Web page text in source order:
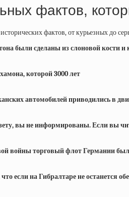
фактов,
фактов, от курьезных до
были сделаны из слоновой кости
которой 3000 лет
автомобилей приводились в
вы не информированы. Если вы
войны торговый флот Германии
если на Гибралтаре не останется